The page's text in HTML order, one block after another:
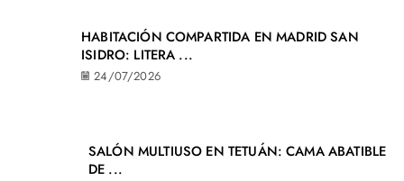
HABITACIÓN COMPARTIDA EN MADRID SAN
ISIDRO: LITERA ...
24/07/2026
SALÓN MULTIUSO EN TETUÁN: CAMA ABATIBLE
DE ...